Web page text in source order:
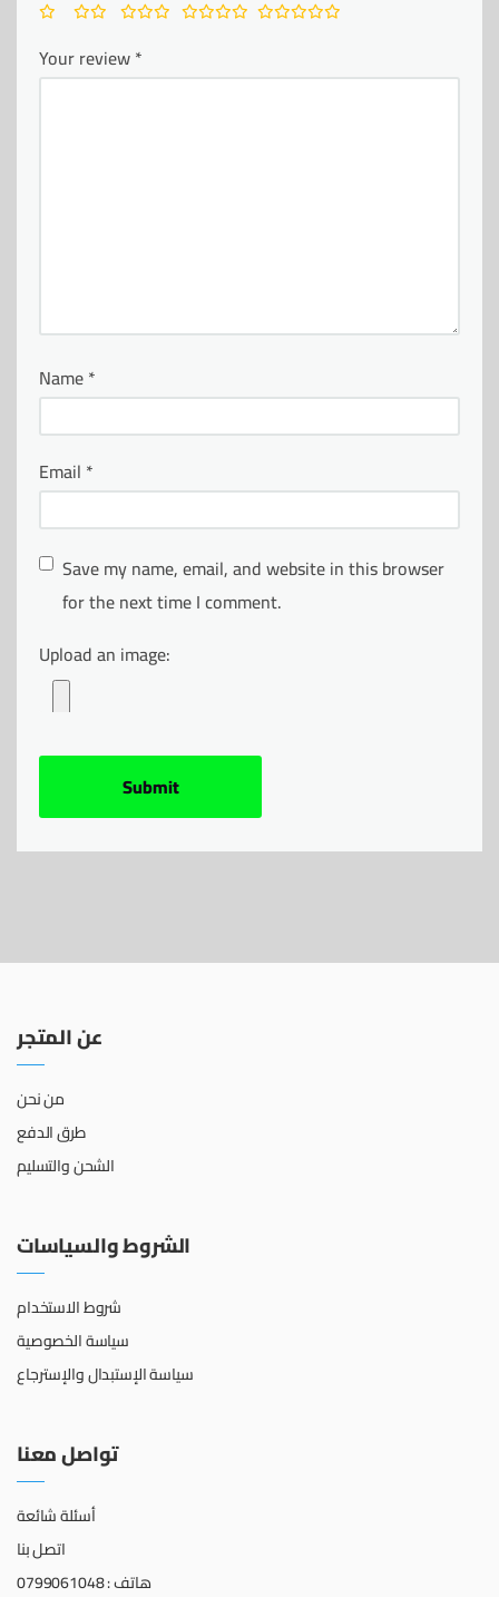
Your review*
Name*
Email *
Save my name, email, and website in this browser
for the next time I comment.
Upload an image:
عن المتجر
من نحن
طرق الدفع
الشحن والتسليم
الشروط والسياسات
شروط الاستخدام
سياسة الخصوصية
سياسة الإستبدال والإسترجاع
تواصل معنا
أسئلة شائعة
اتصل بنا
هاتف : 0799061048